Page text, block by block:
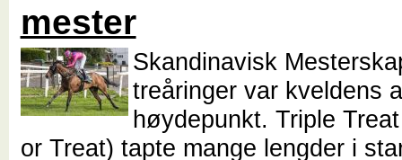
mester
Skandinavisk
treåringer var kveldens
høydepunkt. Triple
or Treat) tapte mange lengder i